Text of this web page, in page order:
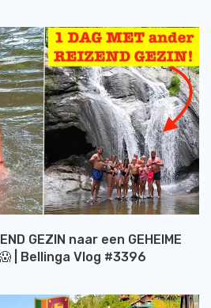
GEZIN naar een GEHEIME
| Bellinga Vlog #3396